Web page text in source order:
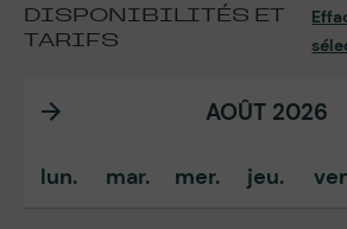
DISPONIBILITÉS ET
TARIFS
AOÛT 2026
lun. mar. mer. jeu.